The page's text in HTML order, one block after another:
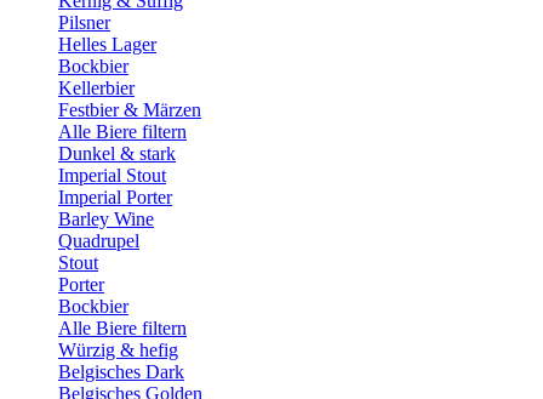
Pilsner
Helles Lager
Bockbier
Kellerbier
Festbier & Märzen
Alle Biere filtern
Dunkel & stark
Imperial Stout
Imperial Porter
Barley Wine
Quadrupel
Stout
Porter
Bockbier
Alle Biere filtern
Würzig & hefig
Belgisches Dark
Belgisches Golden